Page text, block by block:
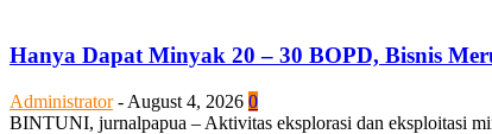
Hanya Dapat Minyak 20 – 30 BOPD, Bisnis
Administrator - August 4, 2026 0
BINTUNI, jurnalpapua – Aktivitas eksplorasi dan eksploitasi